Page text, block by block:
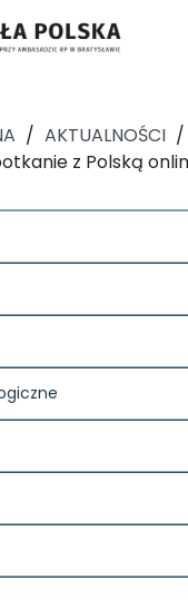
/ AKTUALNOŚCI /
z Polską